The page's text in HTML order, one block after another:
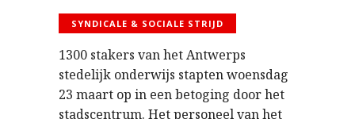
SYNDICALE & SOCIALE STRIJD
1300 stakers van het Antwerps
stedelijk onderwijs stapten woensdag
23 maart op in een betoging door het
stadscentrum. Het personeel van het